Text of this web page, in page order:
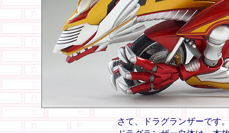
さて、ドラグランザーです